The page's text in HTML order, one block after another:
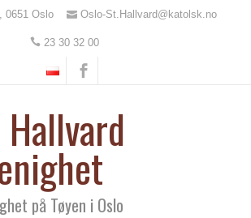
0651 Oslo Oslo-St.Hallvard@katolsk.no
23 30 32 00
på Tøyen i Oslo